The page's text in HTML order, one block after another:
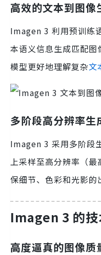
高效的文本到图像
Imagen 3 利用预训练
本语义信息生成匹配
模型更好地理解复杂文
多阶段高分辨率生
Imagen 3 采用多阶段
上采样至高分辨率（
保细节、色彩和光影的
Imagen 3 的技
高度逼真的图像质